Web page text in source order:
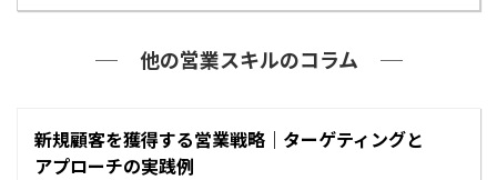
他の営業スキルのコラム
新規顧客を獲得する営業戦略｜ターゲティングと
アプローチの実践例